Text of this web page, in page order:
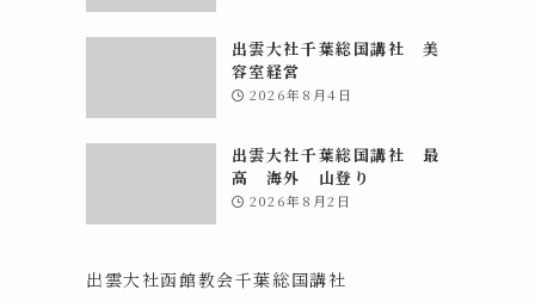
出雲大社千葉総国講社 美
容室経営
2026年8月4日
出雲大社千葉総国講社 最
高 海外 山登り
2026年8月2日
出雲大社函館教会千葉総国講社